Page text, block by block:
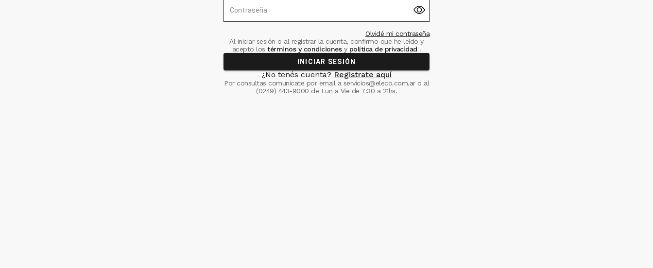
Contraseña
Olvidé mi contraseña
Al iniciar sesión o al registrar la cuenta, confirmo que he leído y
acepto los términos y condiciones ypolítica de privacidad .
INICIAR SESIÓN
¿No tenés cuenta? Registrate aquí
Por consultas comunicate por email a servicios@eleco.com.aro al
(0249) 443-9000 de Lun a Vie de 7:30 a 21hs.